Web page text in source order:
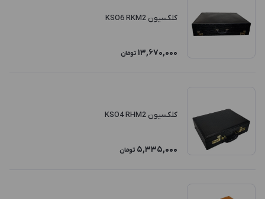
کلکسیون KSO6 RKM2
13,670,000 تومان
کلکسیون KSO4 RHM2
5,335,000 تومان